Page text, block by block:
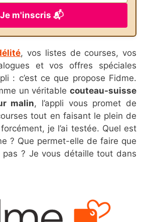
Je m'inscris 📬
, vos listes de courses, vos
et vos offres spéciales
: c’est ce que propose Fidme.
un véritable couteau-suisse
malin, l’appli vous promet de
tout en faisant le plein de
je l’ai testée. Quel est
? Que permet-elle de faire que
? Je vous détaille tout dans